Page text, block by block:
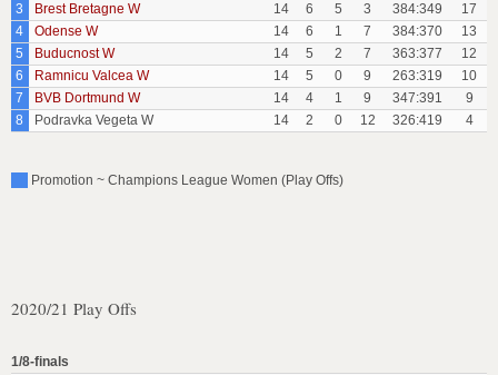
3
Brest Bretagne W 14 6 5 3 384:349
17
4
Odense W 14 6 1 7 384:370
13
5
Buducnost W 14 5 2 7 363:377
12
6
Ramnicu Valcea W 14 5 0 9 263:319
10
7
BVB Dortmund W 14 4 1 9 347:391
9
8
Podravka Vegeta W 14 2 0 12 326:419 4
Promotion ~ Champions League Women (Play Offs)
2020/21 Play Offs
1/8-finals